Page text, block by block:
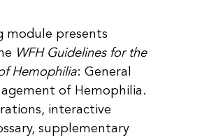
module presents
WFH Guidelines for the
Hemophilia: General
of Hemophilia.
interactive
supplementary